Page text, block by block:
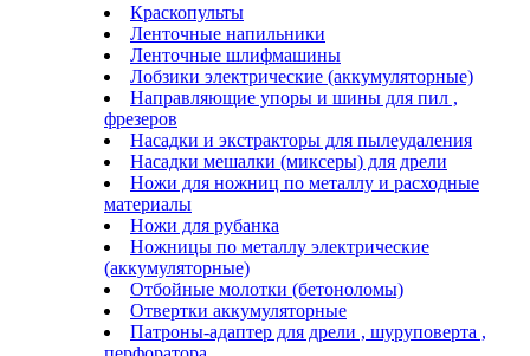
Краскопульты
Ленточные напильники
Ленточные шлифмашины
Лобзики электрические (аккумуляторные)
Направляющие упоры и шины для пил ,
фрезеров
Насадки и экстракторы для пылеудаления
Насадки мешалки (миксеры) для дрели
Ножи для ножниц по металлу и расходные
материалы
Ножи для рубанка
Ножницы по металлу электрические
(аккумуляторные)
Отбойные молотки (бетоноломы)
Отвертки аккумуляторные
Патроны-адаптер для дрели , шуруповерта ,